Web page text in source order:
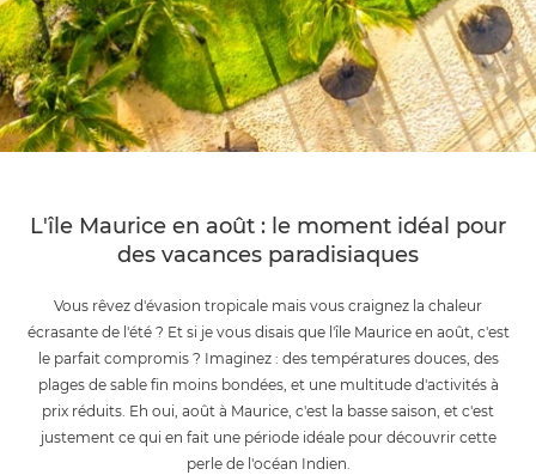
L'île Maurice en août : le moment idéal pour
des vacances paradisiaques
Vous rêvez d'évasion tropicale mais vous craignez la chaleur
écrasante de l'été ? Et si je vous disais que l'île Maurice en août, c'est
le parfait compromis ? Imaginez : des températures douces, des
plages de sable fin moins bondées, et une multitude d'activités à
prix réduits. Eh oui, août à Maurice, c'est la basse saison, et c'est
justement ce qui en fait une période idéale pour découvrir cette
perle de l'océan Indien.